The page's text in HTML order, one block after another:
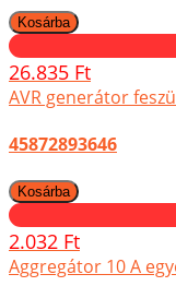
26.835 Ft
AVR generátor
45872893646
2.032 Ft
Aggregátor 10 A